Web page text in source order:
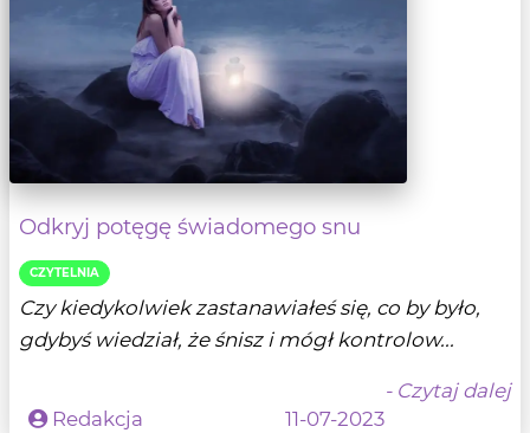
Odkryj potęgę świadomego snu
CZYTELNIA
Czy kiedykolwiek zastanawiałeś się, co by było,
gdybyś wiedział, że śnisz i mógł kontrolow...
- Czytaj dalej
Redakcja
11-07-2023